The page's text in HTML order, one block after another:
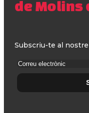
de Molins
Subscriu-te al